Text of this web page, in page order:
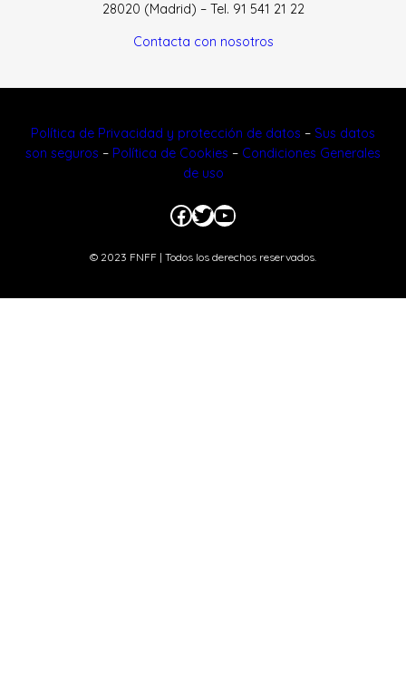
28020 (Madrid) – Tel. 91 541 21 22
Contacta con nosotros
Política de Privacidad y protección de datos – Sus datos
son seguros – Política de Cookies – Condiciones Generales
de uso
Facebook
Twitter
YouTube
© 2023 FNFF | Todos los derechos reservados.